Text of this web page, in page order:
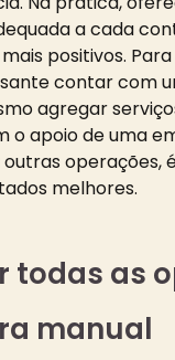
a cada
positivos.
contar com
agregar
o apoio de uma
operações,
melhores.
todas as
manual